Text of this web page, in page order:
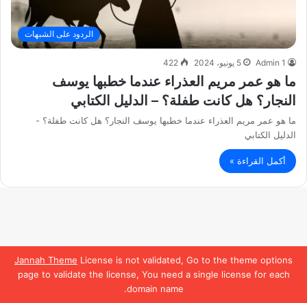
Jannah Theme License is not validated, Go to the theme options
page to validate the license, You need a single license for each
domain name.
الردود على الشبهات
Admin 1 5 يونيو، 2024 422
ما هو عمر مريم العذراء عندما خطبها يوسف
النجار؟ هل كانت طفلة؟ – الدليل الكتابي
ما هو عمر مريم العذراء عندما خطبها يوسف النجار؟ هل كانت طفلة؟ -
الدليل الكتابي
أكمل القراءة »